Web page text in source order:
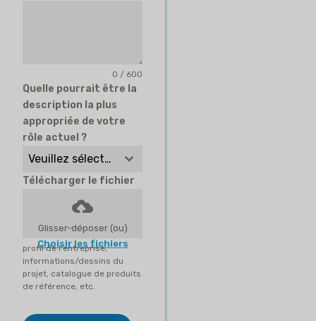
0 / 600
Quelle pourrait être la
description la plus
appropriée de votre
rôle actuel ?
Veuillez sélectionner
Télécharger le fichier
Glisser-déposer (ou)
Choisir les fichiers
profil de l'entreprise,
informations/dessins du
projet, catalogue de produits
de référence, etc.